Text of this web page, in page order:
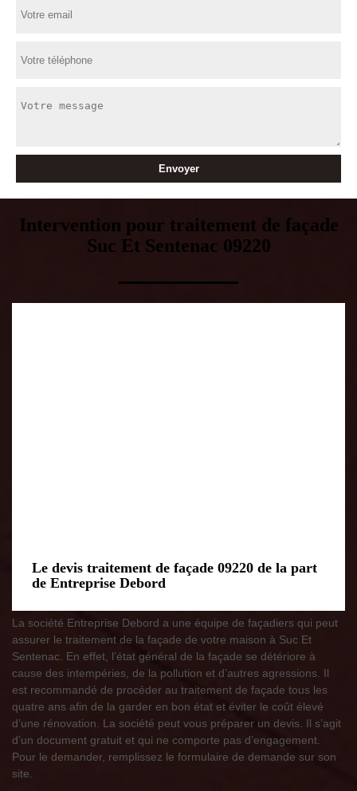
Intervention pour traitement de façade
Suc Et Sentenac 09220
Le devis traitement de façade 09220 de la part
de Entreprise Debord
La société Entreprise Debord a une équipe de façadiers qui peut
assurer le traitement de la façade de votre maison à Suc Et
Sentenac. En effet, l’état général de la façade se détériore à
cause des intempéries, de la pollution et d’autres agressions. Il
est recommandé de procéder au traitement de façade tous les
quatre ans afin de la garder en bon état et éviter le coût élevé
d’une rénovation. La société peut vous préparer un devis. Il s’agit
d’un document gratuit et qui ne comporte pas d’engagement.
Pour le demander, remplissez le formulaire de demande sur son
site.